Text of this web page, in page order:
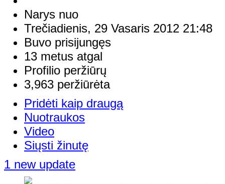
Narys nuo
Trečiadienis, 29 Vasaris 2012 21:48
Buvo prisijungęs
13 metus atgal
Profilio peržiūrų
3,963 peržiūrėta
Pridėti kaip draugą
Nuotraukos
Video
Siųsti žinutę
1 new update